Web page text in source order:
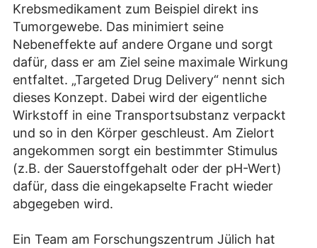
Krebsmedikament zum Beispiel direkt ins
Tumorgewebe. Das minimiert seine
Nebeneffekte auf andere Organe und sorgt
dafür, dass er am Ziel seine maximale Wirkung
entfaltet. „Targeted Drug Delivery“ nennt sich
dieses Konzept. Dabei wird der eigentliche
Wirkstoff in eine Transportsubstanz verpackt
und so in den Körper geschleust. Am Zielort
angekommen sorgt ein bestimmter Stimulus
(z.B. der Sauerstoffgehalt oder der pH-Wert)
dafür, dass die eingekapselte Fracht wieder
abgegeben wird.
Ein Team am Forschungszentrum Jülich hat